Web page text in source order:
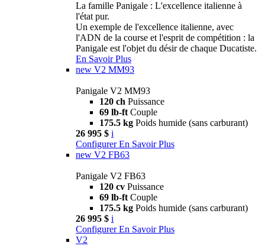
La famille Panigale : L'excellence italienne à
l'état pur.
Un exemple de l'excellence italienne, avec
l'ADN de la course et l'esprit de compétition : la
Panigale est l'objet du désir de chaque Ducatiste.
En Savoir Plus
new V2 MM93
Panigale V2 MM93
120 ch Puissance
69 lb-ft Couple
175.5 kg Poids humide (sans carburant)
26 995 $ i
Configurer En Savoir Plus
new V2 FB63
Panigale V2 FB63
120 cv Puissance
69 lb-ft Couple
175.5 kg Poids humide (sans carburant)
26 995 $ i
Configurer En Savoir Plus
V2